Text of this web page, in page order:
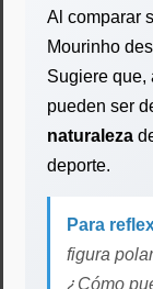
Al comparar
Mourinho
Sugiere que,
pueden ser
naturaleza
deporte.
Para
figura
¿Cómo